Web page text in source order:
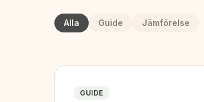
Alla Guide Jämförelse
GUIDE